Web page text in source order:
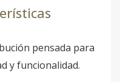
pensada para
y funcionalidad.